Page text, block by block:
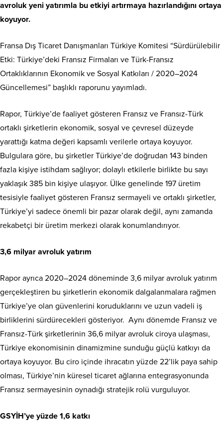
avroluk yeni yatırımla bu etkiyi artırmaya hazırlandığını ortaya
koyuyor.
Fransa Dış Ticaret Danışmanları Türkiye Komitesi “Sürdürülebilir
Etki: Türkiye’deki Fransız Firmaları ve Türk-Fransız
Ortaklıklarının Ekonomik ve Sosyal Katkıları / 2020–2024
Güncellemesi” başlıklı raporunu yayımladı.
Rapor, Türkiye’de faaliyet gösteren Fransız ve Fransız-Türk
ortaklı şirketlerin ekonomik, sosyal ve çevresel düzeyde
yarattığı katma değeri kapsamlı verilerle ortaya koyuyor.
Bulgulara göre, bu şirketler Türkiye’de doğrudan 143 binden
fazla kişiye istihdam sağlıyor; dolaylı etkilerle birlikte bu sayı
yaklaşık 385 bin kişiye ulaşıyor. Ülke genelinde 197 üretim
tesisiyle faaliyet gösteren Fransız sermayeli ve ortaklı şirketler,
Türkiye’yi sadece önemli bir pazar olarak değil, aynı zamanda
rekabetçi bir üretim merkezi olarak konumlandırıyor.
3,6 milyar avroluk yatırım
Rapor ayrıca 2020–2024 döneminde 3,6 milyar avroluk yatırım
gerçekleştiren bu şirketlerin ekonomik dalgalanmalara rağmen
Türkiye’ye olan güvenlerini koruduklarını ve uzun vadeli iş
birliklerini sürdürecekleri gösteriyor. Aynı dönemde Fransız ve
Fransız-Türk şirketlerinin 36,6 milyar avroluk ciroya ulaşması,
Türkiye ekonomisinin dinamizmine sunduğu güçlü katkıyı da
ortaya koyuyor. Bu ciro içinde ihracatın yüzde 22’lik paya sahip
olması, Türkiye’nin küresel ticaret ağlarına entegrasyonunda
Fransız sermayesinin oynadığı stratejik rolü vurguluyor.
GSYİH’ye yüzde 1,6 katkı